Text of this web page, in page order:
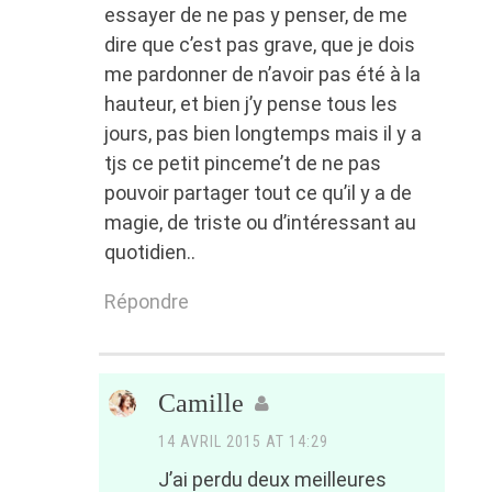
essayer de ne pas y penser, de me
dire que c’est pas grave, que je dois
me pardonner de n’avoir pas été à la
hauteur, et bien j’y pense tous les
jours, pas bien longtemps mais il y a
tjs ce petit pinceme’t de ne pas
pouvoir partager tout ce qu’il y a de
magie, de triste ou d’intéressant au
quotidien..
Répondre
Camille
14 AVRIL 2015 AT 14:29
J’ai perdu deux meilleures